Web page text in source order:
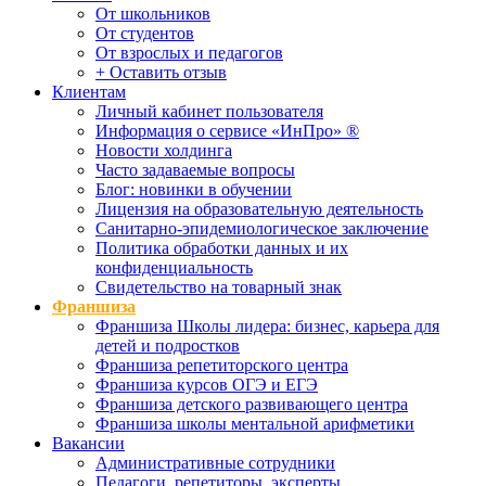
От школьников
От студентов
От взрослых и педагогов
+ Оставить отзыв
Клиентам
Личный кабинет пользователя
Информация о сервисе «ИнПро» ®
Новости холдинга
Часто задаваемые вопросы
Блог: новинки в обучении
Лицензия на образовательную деятельность
Санитарно-эпидемиологическое заключение
Политика обработки данных и их
конфиденциальность
Свидетельство на товарный знак
Франшиза
Франшиза Школы лидера: бизнес, карьера для
детей и подростков
Франшиза репетиторского центра
Франшиза курсов ОГЭ и ЕГЭ
Франшиза детского развивающего центра
Франшиза школы ментальной арифметики
Вакансии
Административные сотрудники
Педагоги, репетиторы, эксперты